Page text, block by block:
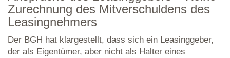
Zurechnung des Mitverschuldens des
Leasingnehmers
Der BGH hat klargestellt, dass sich ein Leasinggeber,
der als Eigentümer, aber nicht als Halter eines